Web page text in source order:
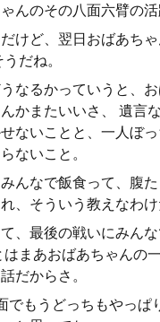
んのその八面六臂の活
けど、翌日おばあち
だね。
なるかっていうと、
かまたいいさ、 遺言な
ないことと、一人ぼ
ないこと。
んなで飯食って、腹
、そういう教えなわけ
、最後の戦いにみん
はまあおばあちゃんの
だからさ。
でもうどっちもやっぱ